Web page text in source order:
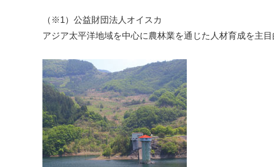
（※1）公益財団法人オイスカ
アジア太平洋地域を中心に農林業を通じた人材育成を主